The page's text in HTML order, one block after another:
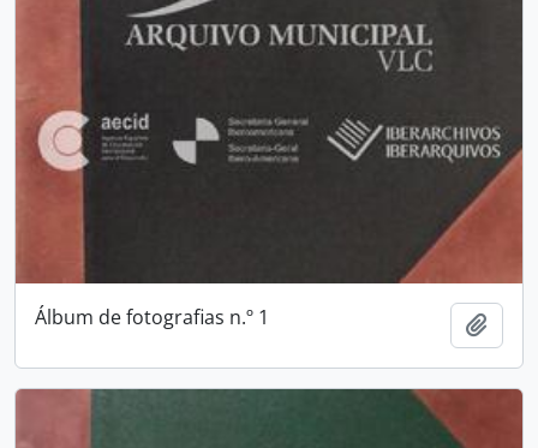
Álbum de fotografias n.º 1